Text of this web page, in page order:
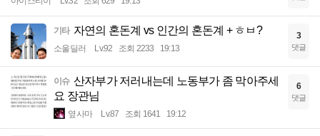
기타 자연의 혼돈계 vs 인간의 혼돈계 + ㅎㅂ?
소울딜러 Lv.92 조회 2233 19:13
3
댓글
이슈 산자부가 저러내는데 노동부가 좀 막아주세
요 장관님
옆사마 Lv.87 조회 1641 19:12
6
댓글